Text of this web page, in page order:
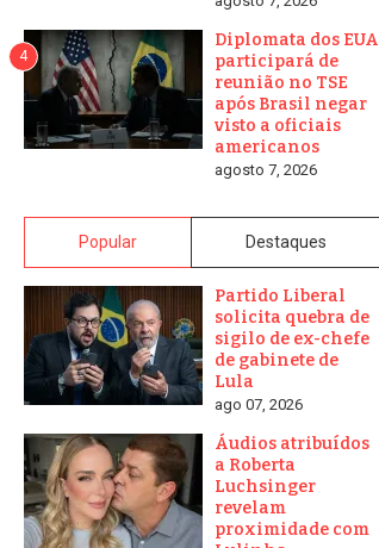
4
Diplomata dos EUA
participará de
reunião no TSE
após Brasil negar
visto a oficiais
americanos
agosto 7, 2026
Popular Destaques
Partido Liberal
solicita quebra de
sigilo de ex-chefe
de gabinete de
Lula
ago 07, 2026
Áudios atribuídos
a Roberta
Luchsinger
revelam
proximidade com